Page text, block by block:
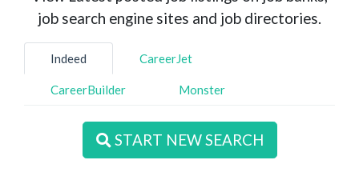
job search engine sites and job directories.
Indeed CareerJet
CareerBuilder Monster
START NEW SEARCH